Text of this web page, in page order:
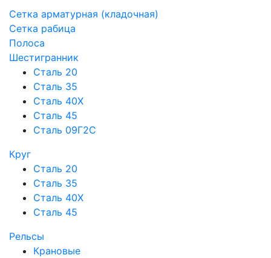
Сетка арматурная (кладочная)
Сетка рабица
Полоса
Шестигранник
Сталь 20
Сталь 35
Сталь 40Х
Сталь 45
Сталь 09Г2С
Круг
Сталь 20
Сталь 35
Сталь 40Х
Сталь 45
Рельсы
Крановые